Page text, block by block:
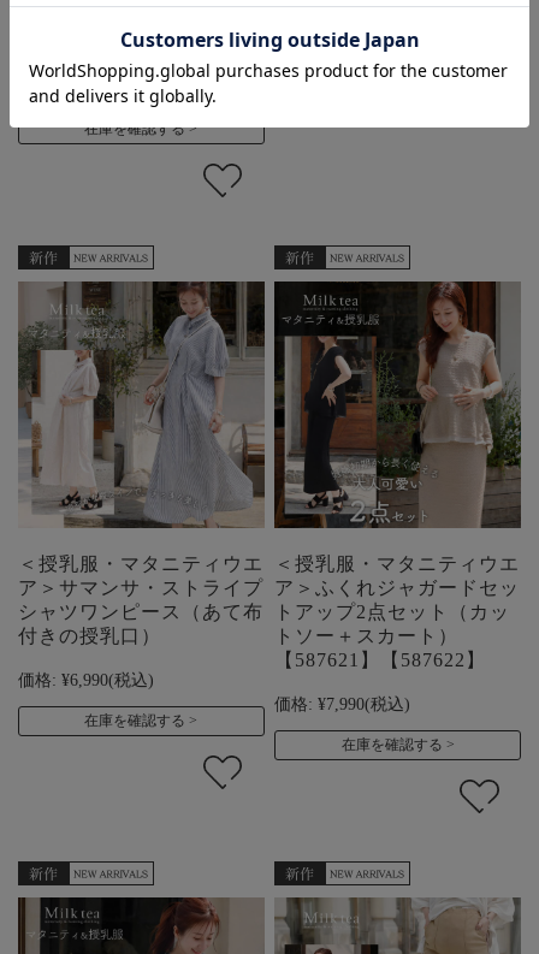
¥6,990 (税込)
在庫を確認する
在庫を確認する
＜授乳服・マタニティウエ
ア＞サマンサ・ストライプ
シャツワンピース（あて布
付きの授乳口）
価格: ¥6,990(税込)
在庫を確認する
＜授乳服・マタニティウエ
ア＞ふくれジャガードセッ
トアップ2点セット（カッ
トソー＋スカート）
【587621】【587622】
価格: ¥7,990(税込)
在庫を確認する